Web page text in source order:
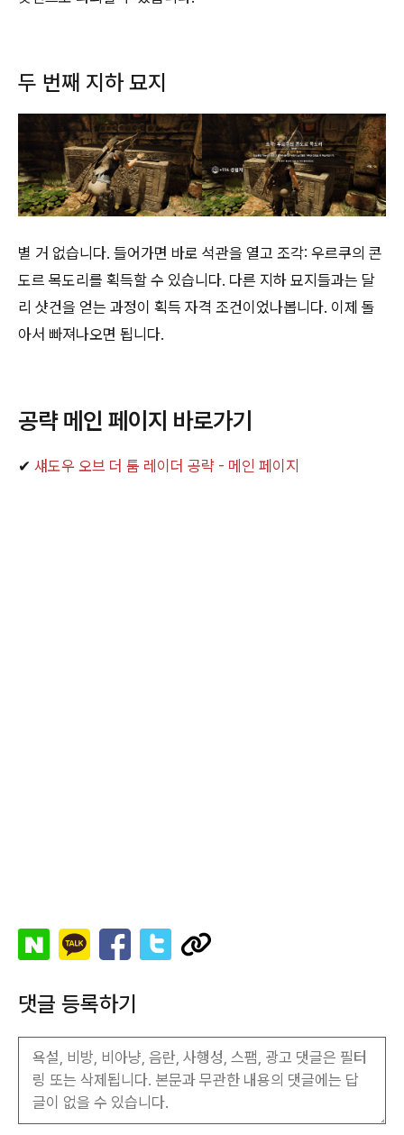
두 번째 지하 묘지
별 거 없습니다. 들어가면 바로 석관을 열고 조각: 우르쿠의 콘
도르 목도리를 획득할 수 있습니다. 다른 지하 묘지들과는 달
리 샷건을 얻는 과정이 획득 자격 조건이었나봅니다. 이제 돌
아서 빠져나오면 됩니다.
공략 메인 페이지 바로가기
✔ 섀도우 오브 더 툼 레이더 공략 - 메인 페이지
댓글 등록하기